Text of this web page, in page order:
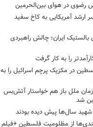
در هوای بین‌الحرمین
ارشد آمریکایی به کاخ سفید
ایران؛ چالش راهبردی
را به کار گرفت
در مکزیک پرچم اسرائیل را به
ملل باز هم خواستار آتش‌بس
شد
شهید سال‌ها پیش دیده بودند
از مظلومیت فلسطین +فیلم